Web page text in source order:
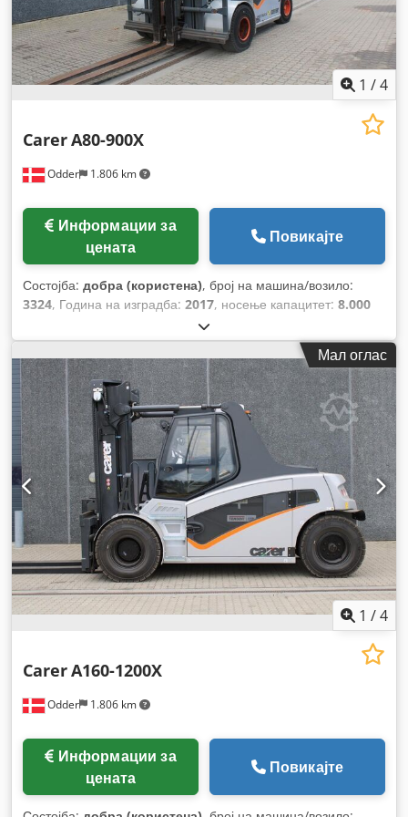
1 /4
Odder 1.806 km
CarerA80-900X
цената
Повикајте
Состојба: добра (користена), број на машина/возило:
3324, Година на изградба: 2017, носење капацитет: 8.000
6.340 мм
триплекс, ширина на вилушкарската рамка:150 мм,
должина на вилушките:2.400 мм, вкупна должина:3.600
мм, вкупна ширина: 2.200 мм , работна тежина: 16.500 кг,
дополнителни карактеристики на опремата: Battery
indicator, Side extraction of the battery, Dual tread,
Warning triangle , Опрема:осветлување,
Мал оглас
1 /4
Odder 1.806 km
CarerA160-1200X
цената
Повикајте